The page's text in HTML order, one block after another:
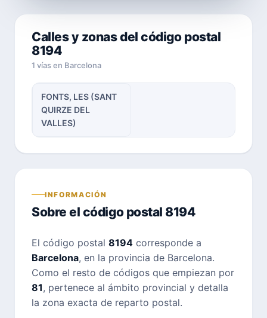
Calles y zonas del código postal
8194
1 vías en Barcelona
FONTS, LES (SANT
QUIRZE DEL
VALLES)
INFORMACIÓN
Sobre el código postal 8194
El código postal 8194 corresponde a
Barcelona, en la provincia de Barcelona.
Como el resto de códigos que empiezan por
81, pertenece al ámbito provincial y detalla
la zona exacta de reparto postal.